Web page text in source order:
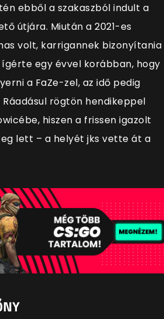
ebből a szakaszból indult a
útjára. Miután a 2021-es
volt, karrigannek bizonyítania
egy évvel korábban, hogy
a FaZe-zel, az idő pedig
rögtön hendikeppel
hiszen a frissen igazolt
lett – a helyét jks vette át a